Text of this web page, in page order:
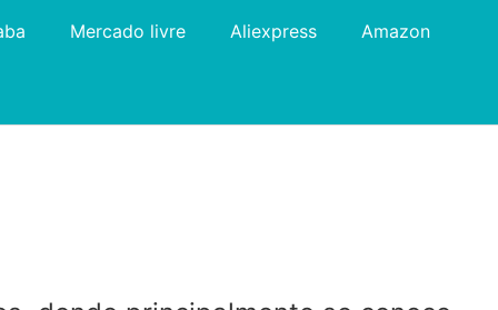
Mercado livre Aliexpress Amazon